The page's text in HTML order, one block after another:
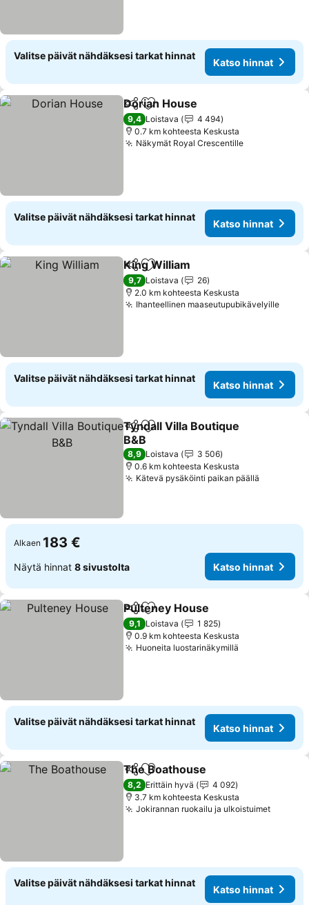
Valitse päivät nähdäksesi tarkat hinnat
Katso hinnat
Jaa Lisää suosikkeihin
Dorian House
9,4 Loistava
4 494
0.7 km kohteesta Keskusta
Näkymät Royal Crescentille
Valitse päivät nähdäksesi tarkat hinnat
Katso hinnat
Jaa Lisää suosikkeihin
King William
9,7 Loistava
26
2.0 km kohteesta Keskusta
Ihanteellinen maaseutupubikävelyille
Valitse päivät nähdäksesi tarkat hinnat
Katso hinnat
Jaa Lisää suosikkeihin
Tyndall Villa Boutique
B&B
8,9 Loistava
3 506
0.6 km kohteesta Keskusta
Kätevä pysäköinti paikan päällä
Alkaen 183 €
Näytä hinnat 8 sivustolta Katso hinnat
Jaa Lisää suosikkeihin
Pulteney House
9,1 Loistava
1 825
0.9 km kohteesta Keskusta
Huoneita luostarinäkymillä
Valitse päivät nähdäksesi tarkat hinnat
Katso hinnat
Jaa Lisää suosikkeihin
The Boathouse
8,2 Erittäin hyvä
4 092
3.7 km kohteesta Keskusta
Jokirannan ruokailu ja ulkoistuimet
Valitse päivät nähdäksesi tarkat hinnat
Katso hinnat